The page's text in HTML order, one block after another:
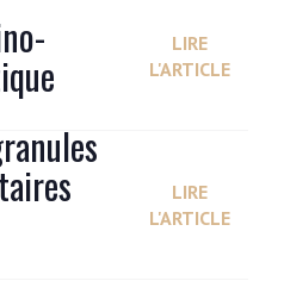
LIRE
L'ARTICLE
LIRE
L'ARTICLE